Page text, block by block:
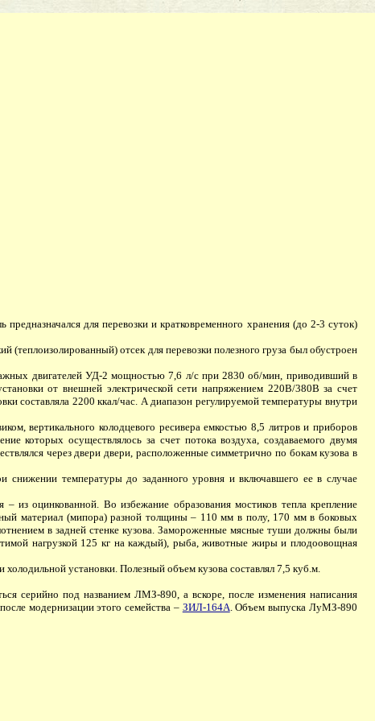
для перевозки и кратковременного хранения (до 2-3 суток)
отсек для перевозки полезного груза был обустроен
двигателей УД-2 мощностью 7,6 л/с при 2830 об/мин, приводивший в
от внешней электрической сети напряжением 220В/380В за счет
составляла 2200 ккал/час. А диапазон регулируемой температуры внутри
вертикального колодцевого ресивера емкостью 8,5 литров и приборов
которых осуществлялось за счет потока воздуха, создаваемого двумя
через двери двери, расположенные симметрично по бокам кузова в
температуры до заданного уровня и включавшего ее в случае
из оцинкованной. Во избежание образования мостиков тепла крепление
материал (мипора) разной толщины – 110 мм в полу, 170 мм в боковых
в задней стенке кузова. Замороженные мясные туши должны были
нагрузкой 125 кг на каждый), рыба, животные жиры и плодоовощная
холодильной установки. Полезный объем кузова составлял 7,5 куб.м.
серийно под названием ЛМЗ-890, а вскоре, после изменения написания
модернизации этого семейства – ЗИЛ-164А. Объем выпуска ЛуМЗ-890